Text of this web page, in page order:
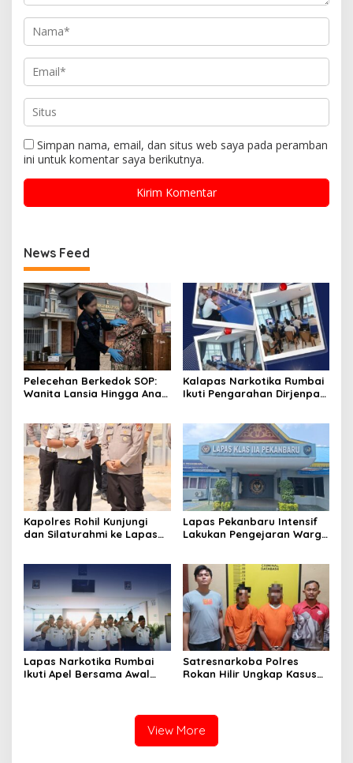
Simpan nama, email, dan situs web saya pada peramban
ini untuk komentar saya berikutnya.
News Feed
Pelecehan Berkedok SOP:
Wanita Lansia Hingga Anak
Copot Kalapas!
Kalapas Narkotika Rumbai
Ikuti Pengarahan Dirjenpas,
Agustus
Kapolres Rohil Kunjungi
dan Silaturahmi ke Lapas
Lapas Pekanbaru Intensif
Lakukan Pengejaran Warga
Lapas, Kanwil, dan
Kepolisian
Lapas Narkotika Rumbai
Ikuti Apel Bersama Awal
Satresnarkoba Polres
Rokan Hilir Ungkap Kasus
View More